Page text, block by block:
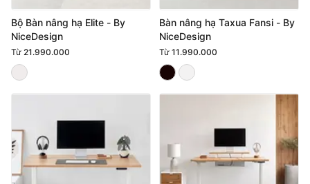
Bộ Bàn nâng hạ Elite - By
NiceDesign
Từ 21.990.000
Bàn nâng hạ Taxua Fansi - By
NiceDesign
Từ 11.990.000